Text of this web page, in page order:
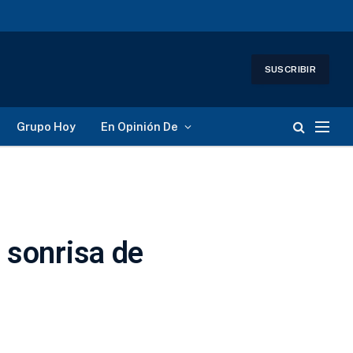
SUSCRIBIR
Grupo Hoy En Opinión De
sonrisa de